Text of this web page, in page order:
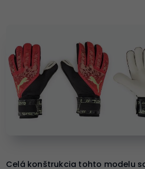
Celá konštrukcia tohto modelu